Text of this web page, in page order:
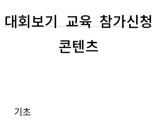
대회보기 교육
콘텐츠
참가신청
기초